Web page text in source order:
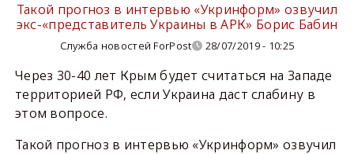
Такой прогноз в интервью «Укринформ» озвучил
экс-«представитель Украины в АРК» Борис Бабин
Служба новостей ForPost 28/07/2019 - 10:25
Через 30-40 лет Крым будет считаться на Западе
территорией РФ, если Украина даст слабину в
этом вопросе.
Такой прогноз в интервью «Укринформ» озвучил